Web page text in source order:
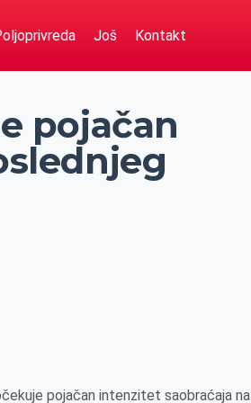
Još Kontakt
pojačan
pojačan intenzitet saobraćaja na